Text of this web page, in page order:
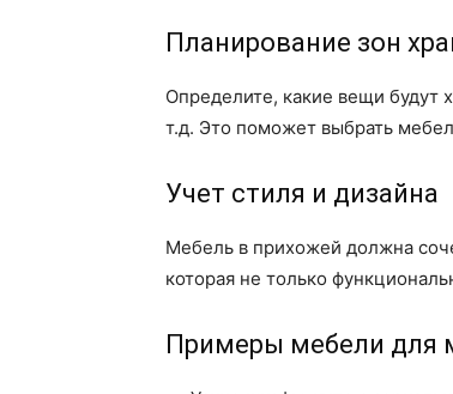
Планирование зон
Определите, какие вещи будут
т.д. Это поможет выбрать
Учет стиля и дизайна
Мебель в прихожей должна
которая не только
Примеры мебели для